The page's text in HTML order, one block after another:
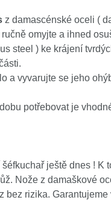
z damascénské oceli (
omyjte a ihned
steel ) ke krájení
a vyvarujte se jeho
potřebovat je
ještě dnes ! K
Nože z damaškové
bez rizika.